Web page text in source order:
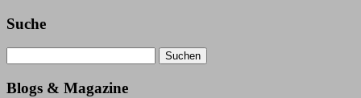
Suche
nach:
Blogs & Magazine